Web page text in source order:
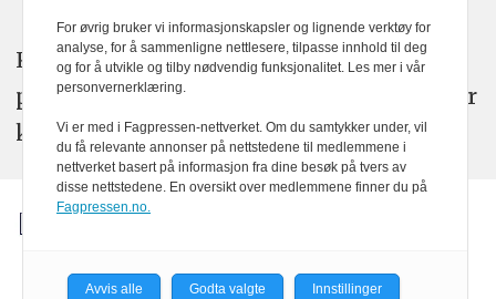
KOM24 arbeider etter Vær Varsom-
plakatens regler for god presseskikk. Her
kan du lese mer omPFUsarbeid.
For øvrig bruker vi informasjonskapsler og lignende verktøy for
analyse, for å sammenligne nettlesere, tilpasse innhold til deg
og for å utvikle og tilby nødvendig funksjonalitet. Les mer i vår
personvernerklæring.
Vi er med i Fagpressen-nettverket. Om du samtykker under, vil
du få relevante annonser på nettstedene til medlemmene i
nettverket basert på informasjon fra dine besøk på tvers av
disse nettstedene. En oversikt over medlemmene finner du på
Fagpressen.no.
Avvis alle Godta valgte Innstillinger